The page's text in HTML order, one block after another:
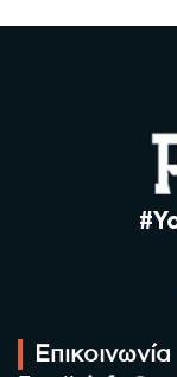
Επικοινωνία